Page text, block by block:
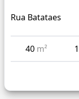
Rua Batataes
40 m² 1